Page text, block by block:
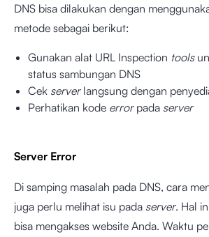
DNS bisa dilakukan dengan
metode sebagai berikut:
Gunakan alat URL Inspection tools
status sambungan DNS
Cek serverlangsung dengan
Perhatikan kode errorpada server
Server Error
Di samping masalah pada DNS, cara
juga perlu melihat isu pada server. Hal
bisa mengakses website Anda. Waktu